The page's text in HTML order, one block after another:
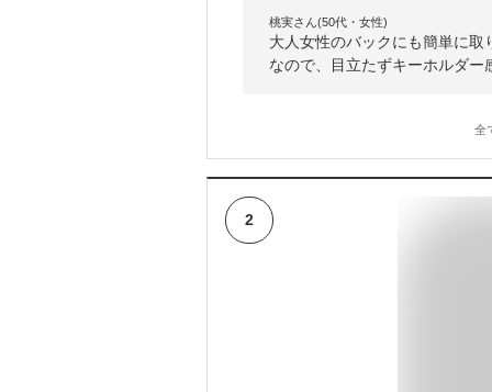
桃実さん(50代・女性)
大人女性のバックにも簡単に
なので、目立たずキーホルダー
全
2